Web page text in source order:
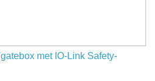
met IO-Link Safety-